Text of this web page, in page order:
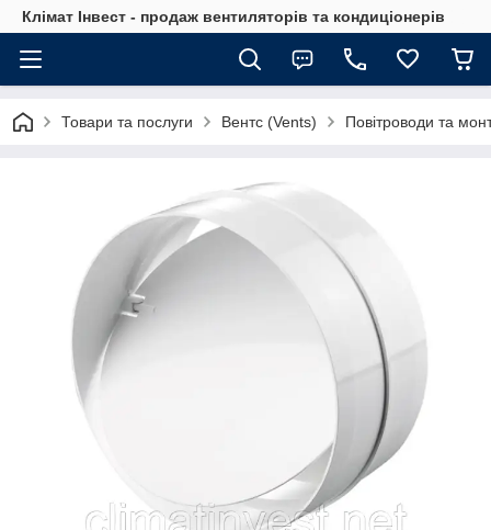
Клімат Інвест - продаж вентиляторів та кондиціонерів
Товари та послуги Вентс (Vents) Повітроводи та